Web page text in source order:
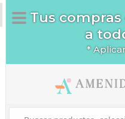
Tus compras
a
*